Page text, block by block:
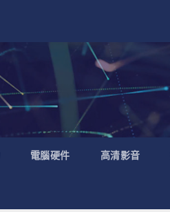
電腦硬件 高清影音